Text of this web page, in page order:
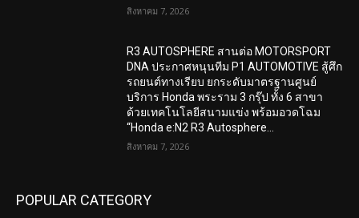
สิงหาคม 7, 2026
R3 AUTOSPHERE สานต่อ MOTORSPORT
DNA ประกาศหนุนทีม P1 AUTOMOTIVE สู้ศึก
รถยนต์ทางเรียบ ยกระดับมาตรฐานศูนย์
บริการ Honda พระราม 3 กรุ๊ป ทั้ง 6 สาขา
ด้วยเทคโนโลยีสนามแข่ง พร้อมอวดโฉม
“Honda e:N2 R3 Autosphere...
สิงหาคม 7, 2026
POPULAR CATEGORY